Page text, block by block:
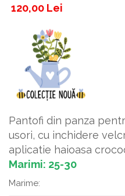
Camasi Barbati
Body-uri bebe
120,00 Lei
Pantofi din panza
usori, cu inchidere
aplicatie haioasa
Marimi: 25-30
Marime: